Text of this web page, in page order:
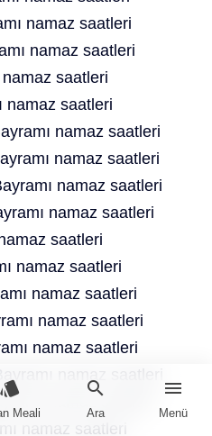
style
Meali
search
Ara
menu
Menü
namaz saatleri
namaz saatleri
saatleri
namaz saatleri
namaz saatleri
namaz saatleri
namaz saatleri
namaz saatleri
saatleri
namaz saatleri
namaz saatleri
namaz saatleri
namaz saatleri
namaz saatleri
namaz saatleri
namaz saatleri